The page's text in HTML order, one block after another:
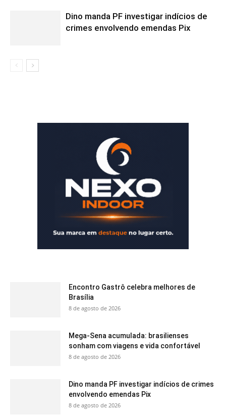
Dino manda PF investigar indícios de
crimes envolvendo emendas Pix
Encontro Gastrô celebra melhores de
Brasília
8 de agosto de 2026
Mega-Sena acumulada: brasilienses
sonham com viagens e vida confortável
8 de agosto de 2026
Dino manda PF investigar indícios de crimes
envolvendo emendas Pix
8 de agosto de 2026